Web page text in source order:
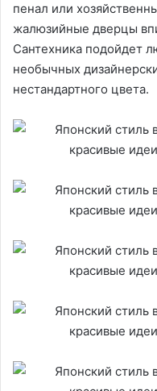
пенал или
жалюзийные дверцы
Сантехника подойдет
необычных
нестандартного цвета.